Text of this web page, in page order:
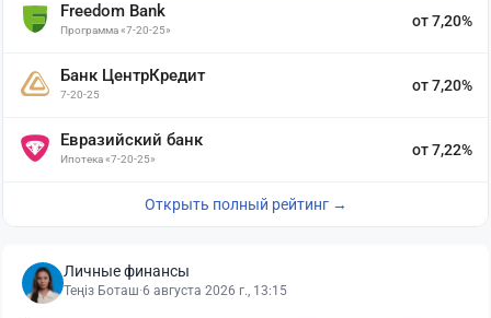
Freedom Bank
Программа «7-20-25»
от 7,20%
Банк ЦентрКредит
7-20-25
от 7,20%
Евразийский банк
Ипотека «7-20-25»
от 7,22%
Открыть полный рейтинг →
Личные финансы
Теңіз Боташ·6 августа 2026 г., 13:15